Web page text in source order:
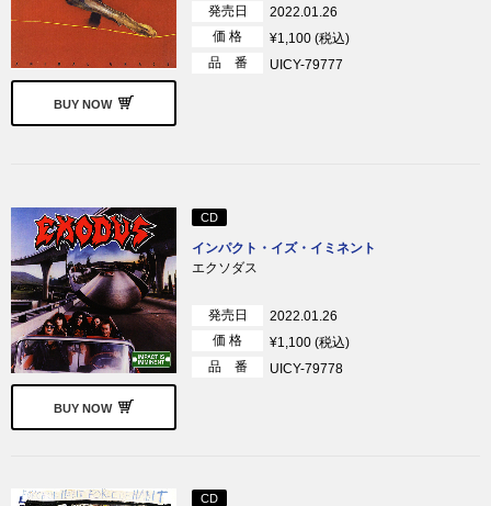
BUY NOW
発売日
2022.01.26
価 格
¥1,100 (税込)
品 番
UICY-79777
BUY NOW
CD
インパクト・イズ・イミネント
エクソダス
発売日
2022.01.26
価 格
¥1,100 (税込)
品 番
UICY-79778
CD